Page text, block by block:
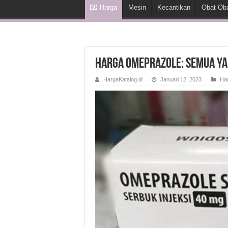
Harga Mesin Kecantikan Obat
Harga Omeprazole: Semua
HargaKatalog.id Januari 12, 2023